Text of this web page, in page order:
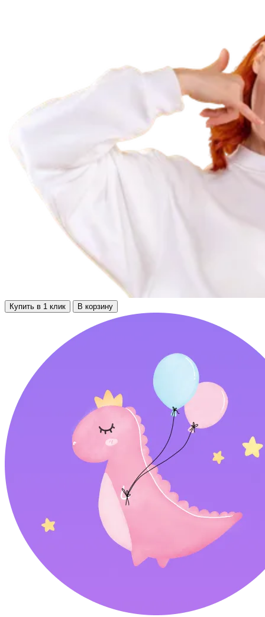
Купить в 1 клик В корзину